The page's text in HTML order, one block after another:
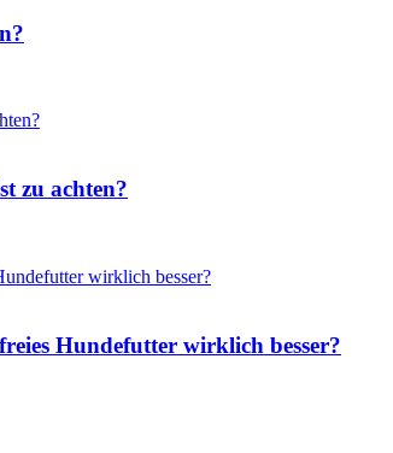
zu achten?
Hundefutter wirklich besser?